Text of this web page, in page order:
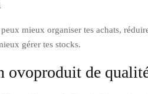
mieux organiser tes achats,
gérer tes stocks.
ovoproduit de